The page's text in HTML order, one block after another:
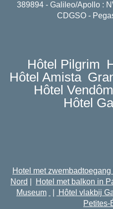
389894 - Galileo/Apollo :
CDGSO -
Hôtel Pilgrim
Hôtel Amista
Hôtel
Hôtel
Hotel met
Nord
Hotel met balkon in
Museum
Hôtel vlakbij
Petites-